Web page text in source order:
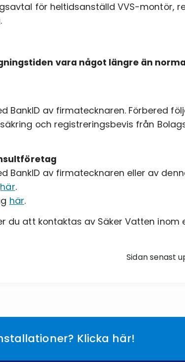
för heltidsanställd VVS-montör,
vara något längre än
BankID av firmatecknaren. Förbered
och registreringsbevis från
BankID av firmatecknaren eller av
här.
här.
du att kontaktas av Säker Vatten inom
Sidan senast
Klicka här!